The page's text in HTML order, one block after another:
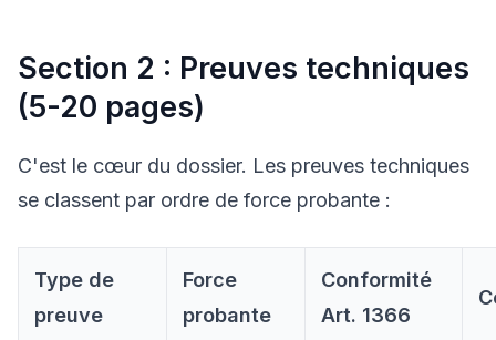
Section 2 : Preuves techniques
(5-20 pages)
C'est le cœur du dossier. Les preuves techniques
se classent par ordre de force probante :
Type de
preuve
Force
probante
Conformité
Art. 1366